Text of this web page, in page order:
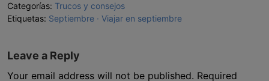
Categorías: Trucos y consejos
Etiquetas: Septiembre Viajar en septiembre
Leave a Reply
Your email address will not be published. Required